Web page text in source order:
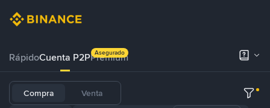
RápidoCuenta P2PPrémium
Asegurado
Compra Venta